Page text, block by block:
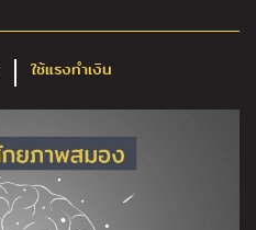
ใช้แรงทำเงิน